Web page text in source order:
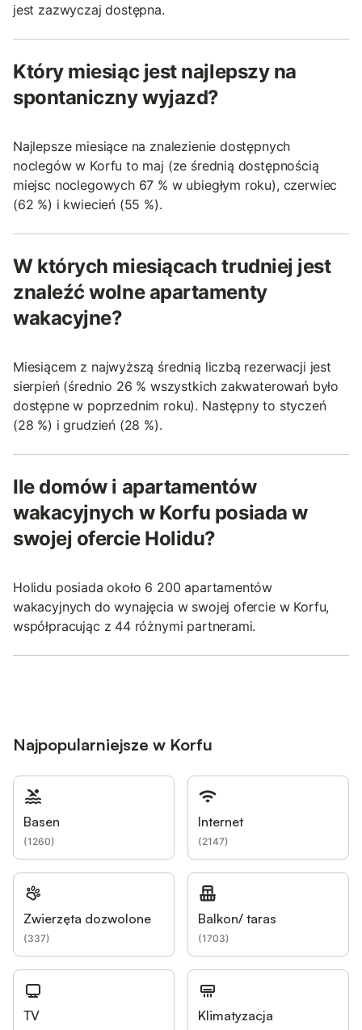
jest zazwyczaj dostępna.
Który miesiąc jest najlepszy na
spontaniczny wyjazd?
Najlepsze miesiące na znalezienie dostępnych
noclegów w Korfu to maj (ze średnią dostępnością
miejsc noclegowych 67 % w ubiegłym roku), czerwiec
(62 %) i kwiecień (55 %).
W których miesiącach trudniej jest
znaleźć wolne apartamenty
wakacyjne?
Miesiącem z najwyższą średnią liczbą rezerwacji jest
sierpień (średnio 26 % wszystkich zakwaterowań było
dostępne w poprzednim roku). Następny to styczeń
(28 %) i grudzień (28 %).
Ile domów i apartamentów
wakacyjnych w Korfu posiada w
swojej ofercie Holidu?
Holidu posiada około 6 200 apartamentów
wakacyjnych do wynajęcia w swojej ofercie w Korfu,
współpracując z 44 różnymi partnerami.
Najpopularniejsze w Korfu
Basen
(1260)
Internet
(2147)
Zwierzęta dozwolone
(337)
Balkon/ taras
(1703)
TV Klimatyzacja